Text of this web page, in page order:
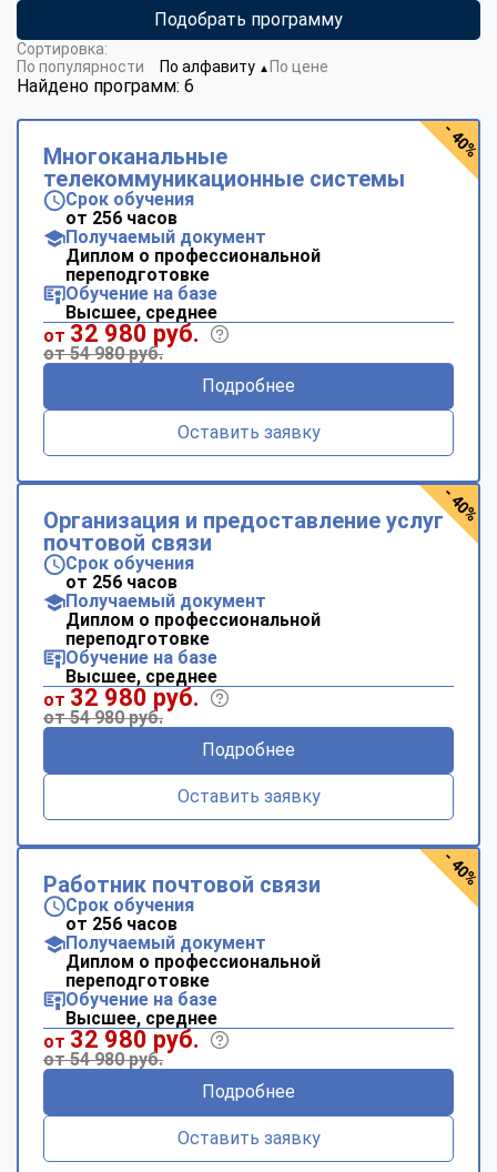
Подобрать программу
Найдено программ: 6
Сортировка:
По популярности
По алфавиту ▼ По цене
Многоканальные
телекоммуникационные системы
Срок обучения
от 256 часов
Получаемый документ
Диплом о профессиональной
переподготовке
Обучение на базе
Высшее, среднее
от 32 980 руб.
от 54 980 руб.
Подробнее
Оставить заявку
- 40%
Организация и предоставление услуг
почтовой связи
Срок обучения
от 256 часов
Получаемый документ
Диплом о профессиональной
переподготовке
Обучение на базе
Высшее, среднее
от 32 980 руб.
от 54 980 руб.
Подробнее
Оставить заявку
- 40%
Работник почтовой связи
Срок обучения
от 256 часов
Получаемый документ
Диплом о профессиональной
переподготовке
Обучение на базе
Высшее, среднее
от 32 980 руб.
от 54 980 руб.
Подробнее
Оставить заявку
- 40%